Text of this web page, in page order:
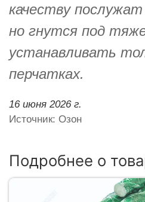
качеству
но гнутся под
устанавливать
перчатках.
16 июня 2026 г.
Источник: Озон
Подробнее о